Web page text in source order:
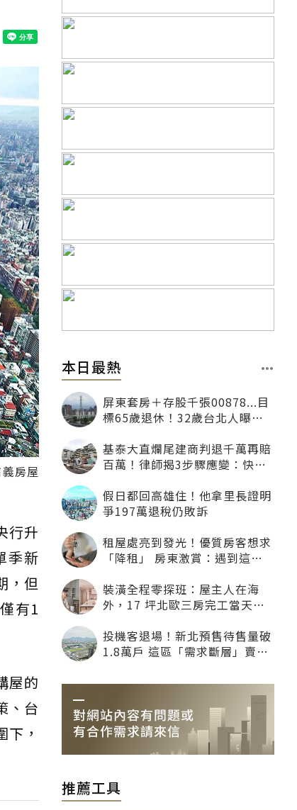
房屋
行升
季新
，但
有1
屋的
、台
，
本日最熱
屏東套房＋存股千張00878...目
標65歲退休！32歲台北人曝：
基泰大直爛尾建商判退千萬再賠
百萬！律師揭3步驟應變：快通
假日都回高雄住！他拿里長證明
爭197萬退稅仍敗訴
租屋處亮到發光！優質房客想求
「降租」 房東激賞：遇到這種
裝潢全程零探班：屋主人在海
外，17 坪北歐三房完工當天才
投機客退場！新北預售待售量破
1.8萬戶 這區「需求斷層」賣壓
推薦工具